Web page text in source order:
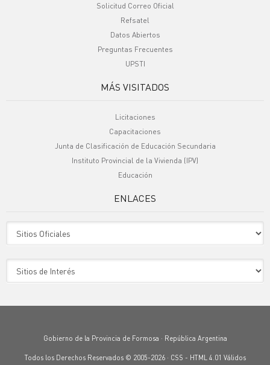
Solicitud Correo Oficial
Refsatel
Datos Abiertos
Preguntas Frecuentes
UPSTI
MÁS VISITADOS
Licitaciones
Capacitaciones
Junta de Clasificación de Educación Secundaria
Instituto Provincial de la Vivienda (IPV)
Educación
ENLACES
Gobierno de la Provincia de Formosa · República Argentina
Todos los Derechos Reservados © 2005-2026 · CSS - HTML 4.01 Válidos